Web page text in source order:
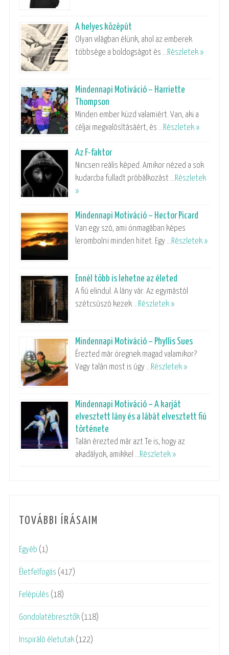
A helyes középút
Olyan világban élünk, ahol az emberek
többsége a boldogságot és …Részletek »
Mindennapi Motiváció – Harriette
Thompson
Minden ember küzd valamiért. Van, aki a
céljai megvalósításáért, és …Részletek »
Az F-faktor
Nincsen reális képed. Amikor nézed a sok
kudarcba fulladt próbálkozást …Részletek
»
Mindennapi Motiváció – Hector Picard
Van egy szó, ami önmagában képes
lerombolni minden hitet. Egy …Részletek »
Ennél több is lehetne az életed
A fiú elindul. A lány vár. Az egymástól
szétcsúszó kezek …Részletek »
Mindennapi Motiváció – Phyllis Sues
Érezted már öregnek magad valamikor?
Vagy talán most is úgy …Részletek »
Mindennapi Motiváció – A karját
elvesztett lány és a lábát elvesztett fiú
története
Talán érezted már azt Te is, hogy az
akadályok, amikkel …Részletek »
TOVÁBBI ÍRÁSAIM
Egyéb (1)
Életfelfogás (417)
Felépülés (18)
Gondolatébresztők (118)
Inspiráló életutak (122)